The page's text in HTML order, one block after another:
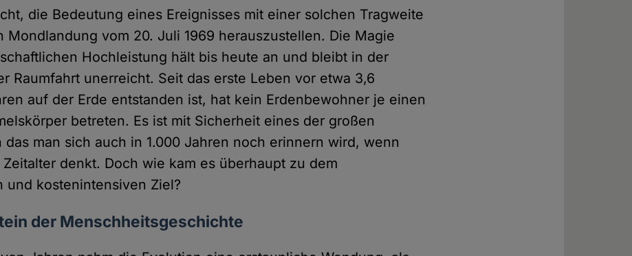
die Bedeutung eines Ereignisses mit einer solchen Tragweite
Mondlandung vom 20. Juli 1969 herauszustellen. Die Magie
Hochleistung hält bis heute an und bleibt in der
Raumfahrt unerreicht. Seit das erste Leben vor etwa 3,6
auf der Erde entstanden ist, hat kein Erdenbewohner je einen
betreten. Es ist mit Sicherheit eines der großen
das man sich auch in 1.000 Jahren noch erinnern wird, wenn
denkt. Doch wie kam es überhaupt zu dem
und kostenintensiven Ziel?
der Menschheitsgeschichte